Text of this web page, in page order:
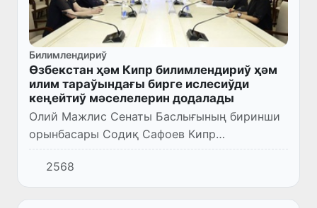
Билимлендириў
Өзбекстан ҳәм Кипр билимлендириў ҳәм
илим тараўындағы бирге ислесиўди
кеңейтиў мәселелерин додалады
Олий Мажлис Сенаты Баслығының биринши
орынбасары Содиқ Сафоев Кипр
Республикасының Өзбекстандағы Айрықша
ҳәм толық ҳуқықлы елшиси Кипрос
Йоргаллис пенен ушырасты.
2568